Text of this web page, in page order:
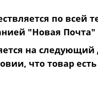
по всей
"Новая Почта"
на
что товар